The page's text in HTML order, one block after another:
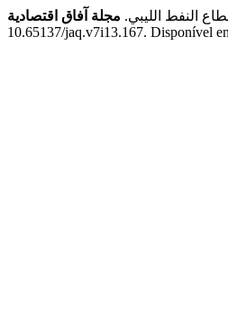
النفط الليبي. مجلة آفاق اقتصادية
10.65137/jaq.v7i13.167. Disponível